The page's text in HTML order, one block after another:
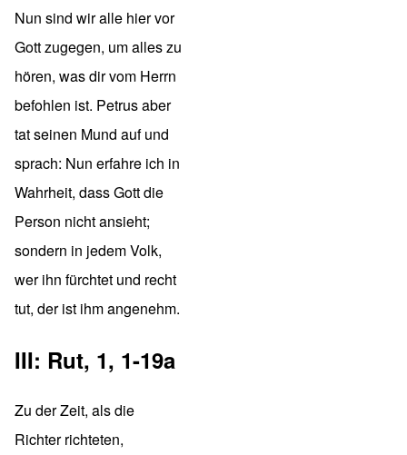
Nun sind wir alle hier vor
Gott zugegen, um alles zu
hören, was dir vom Herrn
befohlen ist. Petrus aber
tat seinen Mund auf und
sprach: Nun erfahre ich in
Wahrheit, dass Gott die
Person nicht ansieht;
sondern in jedem Volk,
wer ihn fürchtet und recht
tut, der ist ihm angenehm.
III: Rut, 1, 1-19a
Zu der Zeit, als die
Richter richteten,